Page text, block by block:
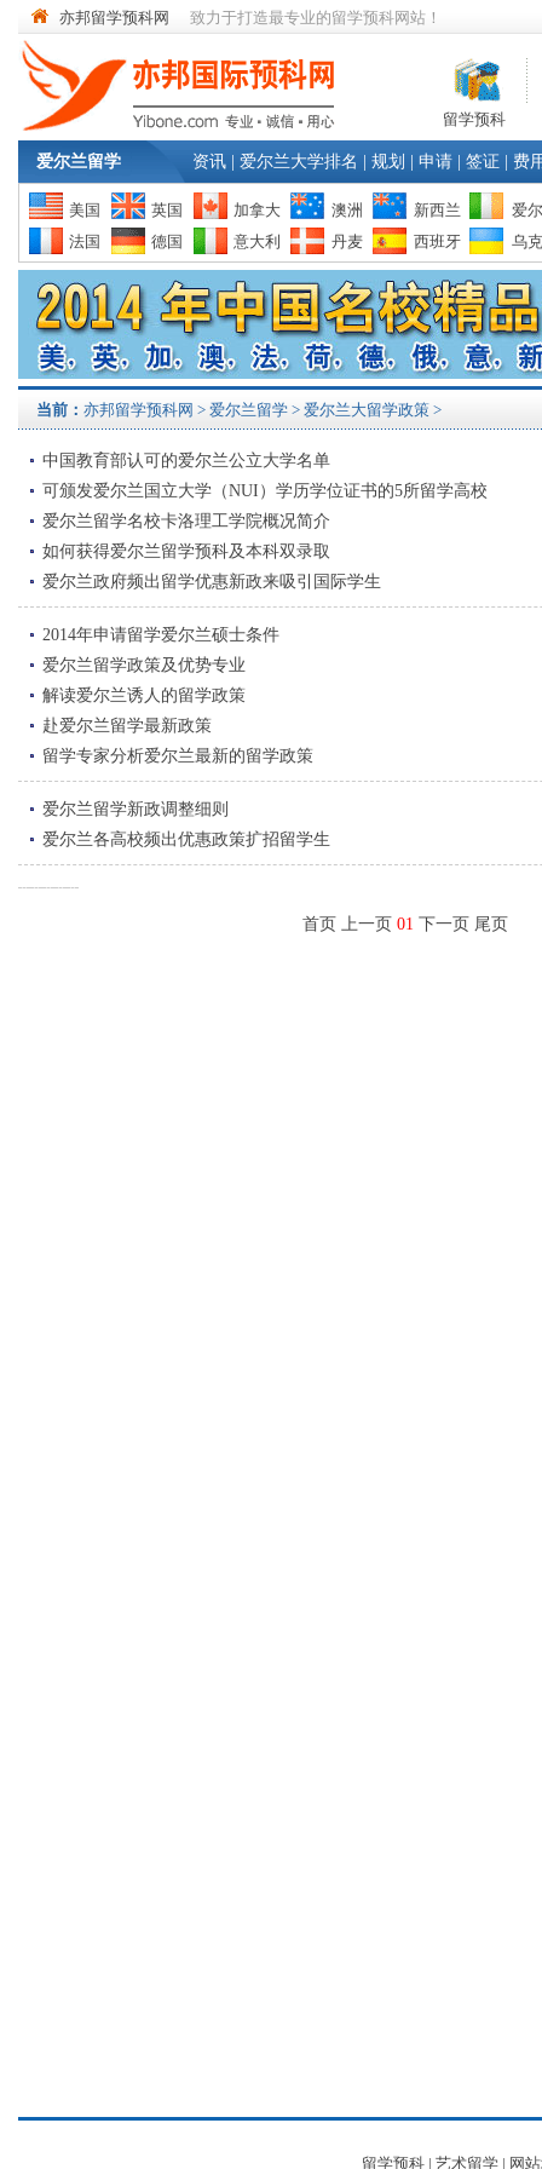
亦邦留学预科网 致力于打造最专业的留学预科网站！
留学预科
爱尔兰留学 资讯 爱尔兰大学排名 规划 申请 签证 费
美国 英国 加拿大 澳洲 新西兰
爱
法国
德国 意大利 丹麦 西班牙 乌
当前： 亦邦留学预科网 > 爱尔兰留学 > 爱尔兰大留学政策 >
中国教育部认可的爱尔兰公立大学名单
可颁发爱尔兰国立大学（NUI）学历学位证书的5所留学高校
爱尔兰留学名校卡洛理工学院概况简介
如何获得爱尔兰留学预科及本科双录取
爱尔兰政府频出留学优惠新政来吸引国际学生
2014年申请留学爱尔兰硕士条件
爱尔兰留学政策及优势专业
解读爱尔兰诱人的留学政策
赴爱尔兰留学最新政策
留学专家分析爱尔兰最新的留学政策
爱尔兰留学新政调整细则
爱尔兰各高校频出优惠政策扩招留学生
首页 上一页 01 下一页 尾页
留学预科| 艺术留学| 网